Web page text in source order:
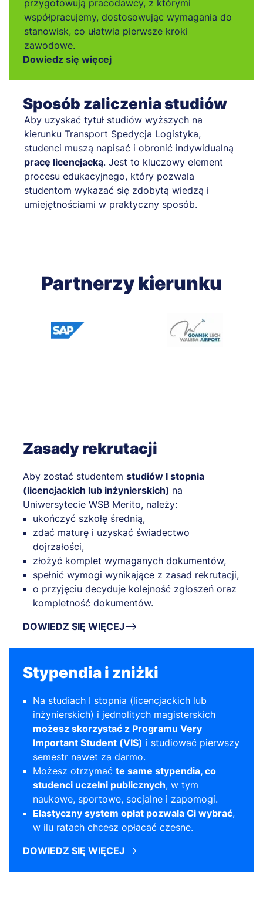
przygotowują pracodawcy, z którymi
współpracujemy, dostosowując wymagania do
stanowisk, co ułatwia pierwsze kroki
zawodowe.
Dowiedz się więcej
Sposób zaliczenia studiów
Aby uzyskać tytuł studiów wyższych na
kierunku Transport Spedycja Logistyka,
studenci muszą napisać i obronić indywidualną
pracę licencjacką. Jest to kluczowy element
procesu edukacyjnego, który pozwala
studentom wykazać się zdobytą wiedzą i
umiejętnościami w praktyczny sposób.
Partnerzy kierunku
Zasady rekrutacji
Aby zostać studentem studiów I stopnia
(licencjackich lub inżynierskich) na
Uniwersytecie WSB Merito, należy:
ukończyć szkołę średnią,
zdać maturę i uzyskać świadectwo
dojrzałości,
złożyć komplet wymaganych dokumentów,
spełnić wymogi wynikające z zasad rekrutacji,
o przyjęciu decyduje kolejność zgłoszeń oraz
kompletność dokumentów.
DOWIEDZ SIĘ WIĘCEJ
Stypendia i zniżki
Na studiach I stopnia (licencjackich lub
inżynierskich) i jednolitych magisterskich
możesz skorzystać z Programu Very
Important Student (VIS) i studiować pierwszy
semestr nawet za darmo.
Możesz otrzymać te same stypendia, co
studenci uczelni publicznych, w tym
naukowe, sportowe, socjalne i zapomogi.
Elastyczny system opłat pozwala Ci wybrać,
w ilu ratach chcesz opłacać czesne.
DOWIEDZ SIĘ WIĘCEJ